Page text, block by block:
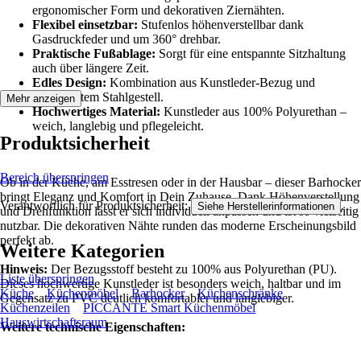
ergonomischer Form und dekorativen Ziernähten.
Flexibel einsetzbar: Stufenlos höhenverstellbar dank
Gasdruckfeder und um 360° drehbar.
Praktische Fußablage: Sorgt für eine entspannte Sitzhaltung
auch über längere Zeit.
Edles Design: Kombination aus Kunstleder-Bezug und
verchromtem Stahlgestell.
Hochwertiges Material: Kunstleder aus 100% Polyurethan –
weich, langlebig und pflegeleicht.
Ob in der Küche, am Esstresen oder in der Hausbar – dieser Barhocker
bringt Eleganz und Komfort in Dein Zuhause. Dank Höhenverstellung
und Drehfunktion lässt er sich individuell anpassen und ist so vielseitig
nutzbar. Die dekorativen Nähte runden das moderne Erscheinungsbild
perfekt ab.
Hinweis: Der Bezugsstoff besteht zu 100% aus Polyurethan (PU).
Dieses hochwertige Kunstleder ist besonders weich, haltbar und im
Gegensatz zu PVC deutlich komfortabler und langlebiger.
Weitere technische Eigenschaften:
Mehr anzeigen
Produktsicherheit
Bereich überspringen
Verantwortlich für Produktsicherheit: Siehe Herstellerinformationen .
Weitere Kategorien
Liste überspringen
Küche
Küchenmöbel Barhocker
Küchenschränke
Küchenzeilen
PICCANTE Smart Küchenmöbel
Hauswirtschaftsraum